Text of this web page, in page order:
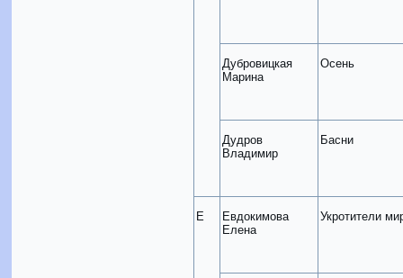
Дубровицкая
Марина
Осень
Дудров
Владимир
Басни
Е
Евдокимова
Елена
Укротители